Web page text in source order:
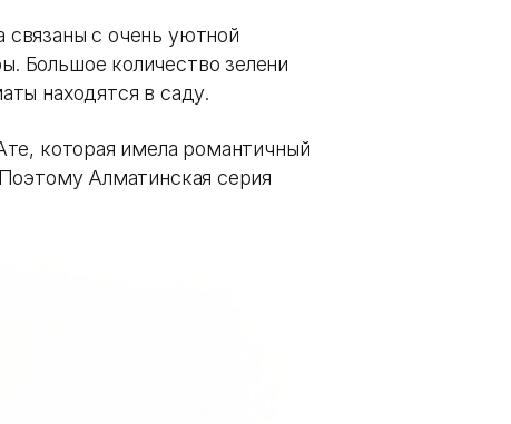
с очень уютной
Большое количество зелени
находятся в саду.
которая имела романтичный
Алматинская серия